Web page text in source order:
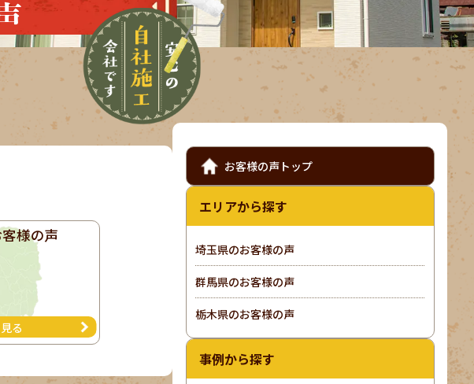
様の声
る
お客様の声トップ
エリアから探す
埼玉県のお客様の声
群馬県のお客様の声
栃木県のお客様の声
事例から探す